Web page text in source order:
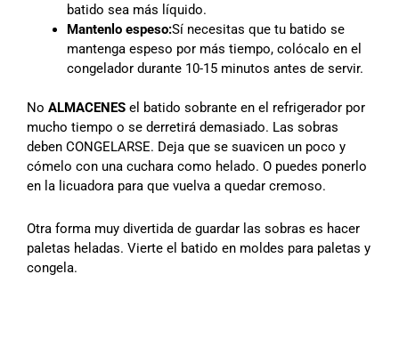
batido sea más líquido.
Mantenlo espeso:Sí necesitas que tu batido se
mantenga espeso por más tiempo, colócalo en el
congelador durante 10-15 minutos antes de servir.
No ALMACENES el batido sobrante en el refrigerador por
mucho tiempo o se derretirá demasiado. Las sobras
deben CONGELARSE. Deja que se suavicen un poco y
cómelo con una cuchara como helado. O puedes ponerlo
en la licuadora para que vuelva a quedar cremoso.
Otra forma muy divertida de guardar las sobras es hacer
paletas heladas. Vierte el batido en moldes para paletas y
congela.